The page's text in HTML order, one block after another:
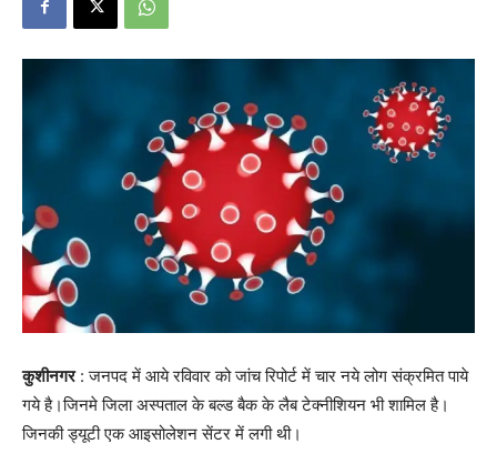
कुशीनगर: जनपद में आये रविवार को जांच रिपोर्ट में चार नये लोग संक्रमित पाये
गये है।जिनमे जिला अस्पताल के बल्ड बैक के लैब टेक्नीशियन भी शामिल है।
जिनकी ड्यूटी एक आइसोलेशन सेंटर में लगी थी।